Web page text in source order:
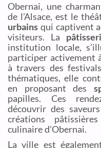
Obernai, une
de l’Alsace, est le
urbains qui captivent
visiteurs. La
institution locale,
participer activement
à travers des
thématiques, elle
en proposant des
papilles. Ces
découvrir des
créations
culinaire d’Obernai.
La ville est